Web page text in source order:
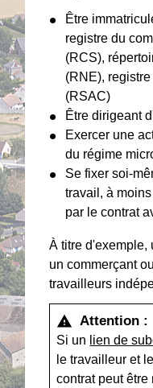
Être
registre du
(RCS),
(RNE),
(RSAC)
Être dirigeant
Exercer une
du régime
Se fixer soi-
travail, à
par le contrat
À titre d'exemple,
un commerçant
travailleurs
warning Attention :
Si un lien de
le travailleur et
contrat peut